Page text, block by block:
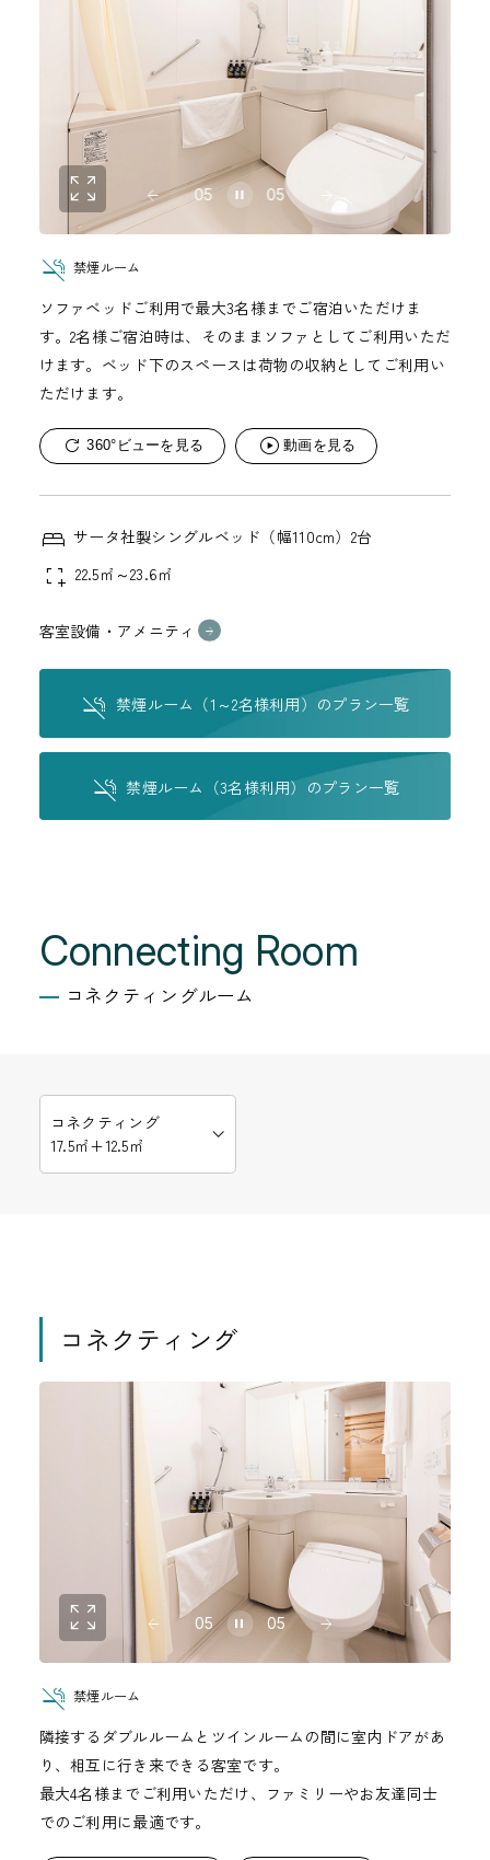
禁煙ルーム
ソファベッドご利用で最大3名様までご宿泊いただけま
す。2名様ご宿泊時は、そのままソファとしてご利用いただ
けます。ベッド下のスペースは荷物の収納としてご利用い
ただけます。
360°ビューを見る 動画を見る
サータ社製シングルベッド（幅110cm）2台
22.5㎡～23.6㎡
客室設備・アメニティ
禁煙ルーム（1～2名様利用）のプラン一覧
禁煙ルーム（3名様利用）のプラン一覧
05 05
Connecting Room
コネクティングルーム
コネクティング
17.5㎡+12.5㎡
コネクティング
禁煙ルーム
隣接するダブルルームとツインルームの間に室内ドアがあ
り、相互に行き来できる客室です。
最大4名様までご利用いただけ、ファミリーやお友達同士
でのご利用に最適です。
05 05